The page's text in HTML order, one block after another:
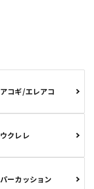
アコギ/エレアコ
ウクレレ
パーカッション